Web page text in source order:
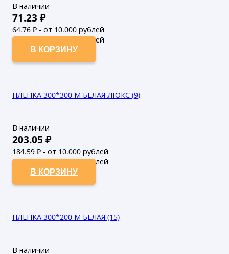
В наличии
71.23 ₽
64.76 ₽ - от 10.000 рублей
58.87₽ - от 50.000 рублей
В КОРЗИНУ
ПЛЕНКА 300*300 М БЕЛАЯ ЛЮКС (9)
В наличии
203.05 ₽
184.59 ₽ - от 10.000 рублей
167.81₽ - от 50.000 рублей
В КОРЗИНУ
ПЛЕНКА 300*200 М БЕЛАЯ (15)
В наличии